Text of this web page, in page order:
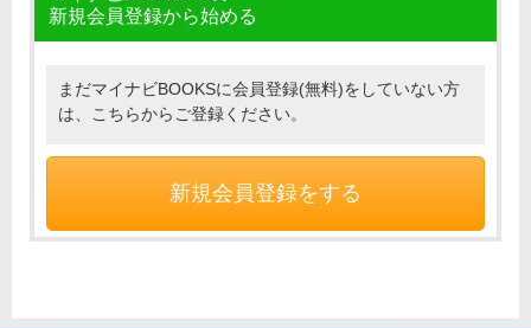
新規会員登録から始める
まだマイナビBOOKSに会員登録(無料)をしていない方
は、こちらからご登録ください。
新規会員登録をする